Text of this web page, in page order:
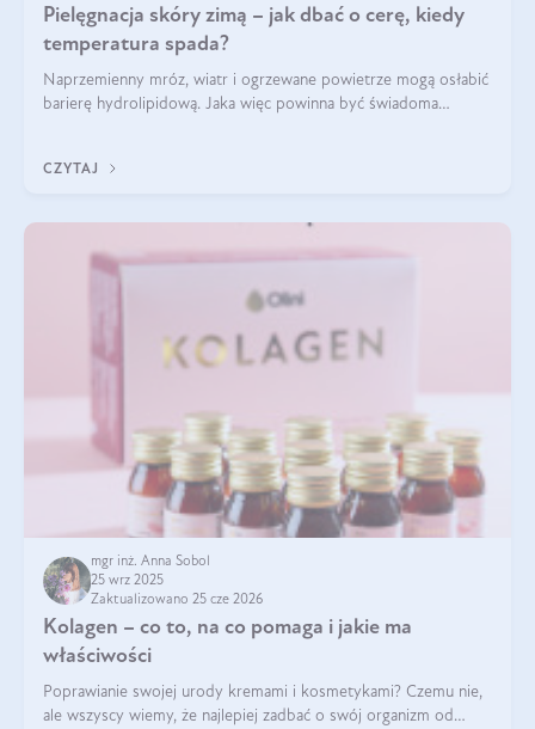
Pielęgnacja skóry zimą – jak dbać o cerę, kiedy
temperatura spada?
Naprzemienny mróz, wiatr i ogrzewane powietrze mogą osłabić
barierę hydrolipidową. Jaka więc powinna być świadoma
CZYTAJ
mgr inż. Anna Sobol
25 wrz 2025
Zaktualizowano 25 cze 2026
Kolagen – co to, na co pomaga i jakie ma
właściwości
Poprawianie swojej urody kremami i kosmetykami? Czemu nie,
ale wszyscy wiemy, że najlepiej zadbać o swój organizm od